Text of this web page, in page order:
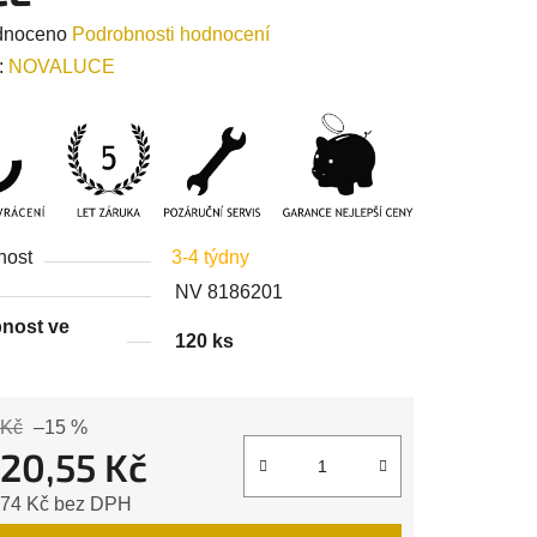
Podrobnosti hodnocení
NOVALUCE
3-4 týdny
NV 8186201
ve
120 ks
–15 %
Kč
Kč bez DPH